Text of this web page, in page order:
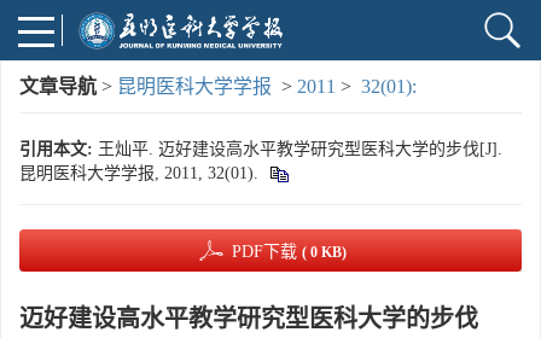
文章导航 > 昆明医科大学学报 > 2011 > 32(01):
引用本文: 王灿平. 迈好建设高水平教学研究型医科大学的步伐[J].
昆明医科大学学报, 2011, 32(01).
PDF下载 ( 0 KB)
迈好建设高水平教学研究型医科大学的步伐